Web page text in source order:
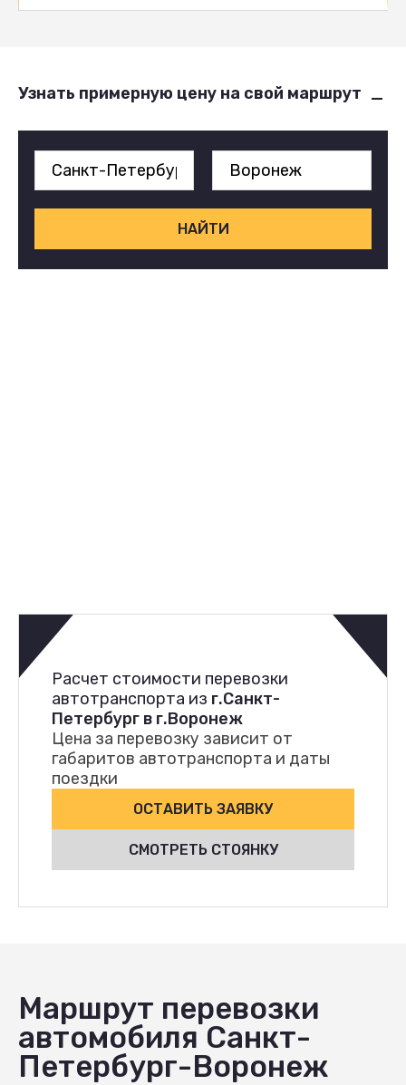
Узнать примерную цену на свой маршрут
НАЙТИ
Расчет стоимости перевозки
автотранспорта из г.Санкт-
Петербург в г.Воронеж
Цена за перевозку зависит от
габаритов автотранспорта и даты
поездки
ОСТАВИТЬ ЗАЯВКУ
СМОТРЕТЬ СТОЯНКУ
Маршрут перевозки
автомобиля Санкт-
Петербург-Воронеж